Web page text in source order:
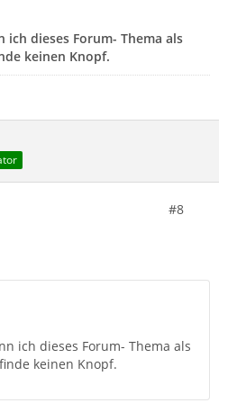
ich dieses Forum- Thema als
keinen Knopf.
#8
ich dieses Forum- Thema als
keinen Knopf.